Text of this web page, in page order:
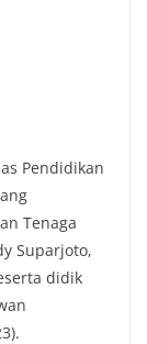
Pendidikan
Tenaga
Suparjoto,
didik